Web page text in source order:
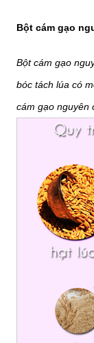
Bột cám gạo
Bột cám gạo
bóc tách lúa có
cám gạo nguyên